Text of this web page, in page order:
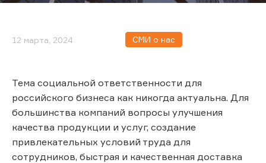
12 марта, 2024 СМИ о нас
Тема социальной ответственности для
российского бизнеса как никогда актуальна. Для
большинства компаний вопросы улучшения
качества продукции и услуг, создание
привлекательных условий труда для
сотрудников, быстрая и качественная доставка